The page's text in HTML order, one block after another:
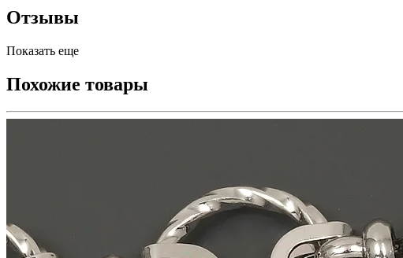
Отзывы
Показать еще
Похожие товары